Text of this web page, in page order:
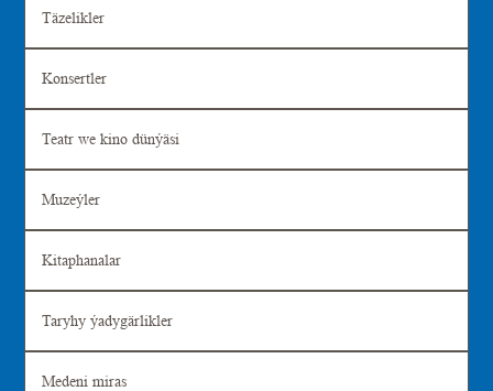
Täzelikler
Konsertler
Teatr we kino dünýäsi
Muzeýler
Kitaphanalar
Taryhy ýadygärlikler
Medeni miras